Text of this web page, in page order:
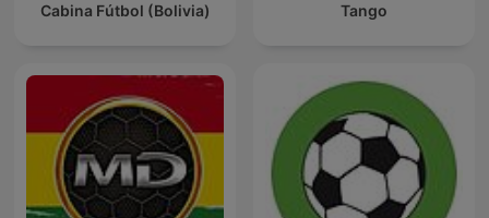
Cabina Fútbol (Bolivia) Tango